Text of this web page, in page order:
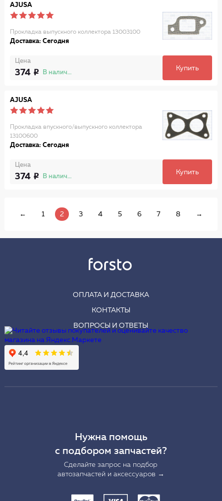
AJUSA
Прокладка выпускного коллектора 13003100
Доставка: Сегодня
Цена
374 В наличии
Купить
AJUSA
Прокладка впускного/выпускного коллектора
13100600
Доставка: Сегодня
Цена
374 В наличии
Купить
← 1 2 3 4 5 6 7 8 →
ОПЛАТА И ДОСТАВКА
КОНТАКТЫ
ВОПРОСЫ И ОТВЕТЫ
Нужна помощь
с подбором запчастей?
Сделайте запрос на подбор
автозапчастей и аксессуаров →